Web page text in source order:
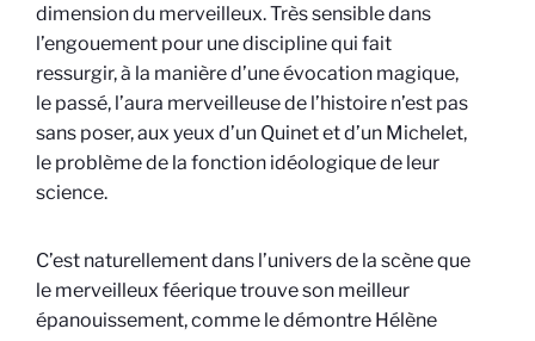
dimension du merveilleux. Très sensible dans
l’engouement pour une discipline qui fait
ressurgir, à la manière d’une évocation magique,
le passé, l’aura merveilleuse de l’histoire n’est pas
sans poser, aux yeux d’un Quinet et d’un Michelet,
le problème de la fonction idéologique de leur
science.
C’est naturellement dans l’univers de la scène que
le merveilleux féerique trouve son meilleur
épanouissement, comme le démontre Hélène